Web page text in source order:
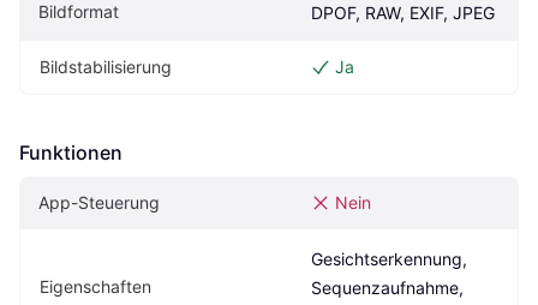
Bildformat DPOF, RAW, EXIF, JPEG
Bildstabilisierung Ja
Funktionen
App-Steuerung Nein
Eigen­schaften
Gesichtserkennung,
Sequenzaufnahme,